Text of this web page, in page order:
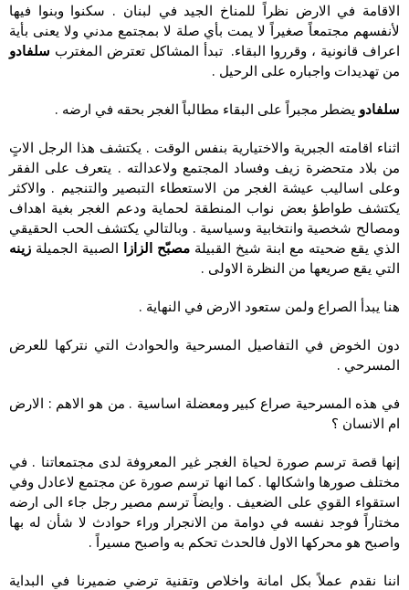
الاقامة في الارض نظراً للمناخ الجيد في لبنان . سكنوا وبنوا فيها
لأنفسهم مجتمعاً صغيراً لا يمت بأي صلة لا بمجتمع مدني ولا يعنى بأية
اعراف قانونية ، وقرروا البقاء. تبدأ المشاكل تعترض المغترب سلفادو
من تهديدات واجباره على الرحيل .
سلفادو يضطر مجبراً على البقاء مطالباً الغجر بحقه في ارضه .
اثناء اقامته الجبرية والاختيارية بنفس الوقت . يكتشف هذا الرجل الاتٍ
من بلاد متحضرة زيف وفساد المجتمع ولاعدالته . يتعرف على الفقر
وعلى اساليب عيشة الغجر من الاستعطاء التبصير والتنجيم . والاكثر
يكتشف طواطؤ بعض نواب المنطقة لحماية ودعم الغجر بغية اهداف
ومصالح شخصية وانتخابية وسياسية . وبالتالي يكتشف الحب الحقيقي
الذي يقع ضحيته مع ابنة شيخ القبيلة مصبّح الزازا الصبية الجميلة زينه
التي يقع صريعها من النظرة الاولى .
هنا يبدأ الصراع ولمن ستعود الارض في النهاية .
دون الخوض في التفاصيل المسرحية والحوادث التي نتركها للعرض
المسرحي .
في هذه المسرحية صراع كبير ومعضلة اساسية . من هو الاهم : الارض
ام الانسان ؟
إنها قصة ترسم صورة لحياة الغجر غير المعروفة لدى مجتمعاتنا . في
مختلف صورها واشكالها . كما انها ترسم صورة عن مجتمع لاعادل وفي
استقواء القوي على الضعيف . وايضاً ترسم مصير رجل جاء الى ارضه
مختاراً فوجد نفسه في دوامة من الانجرار وراء حوادث لا شأن له بها
واصبح هو محركها الاول فالحدث تحكم به واصبح مسيراً .
اننا نقدم عملاً بكل امانة واخلاص وتقنية ترضي ضميرنا في البداية